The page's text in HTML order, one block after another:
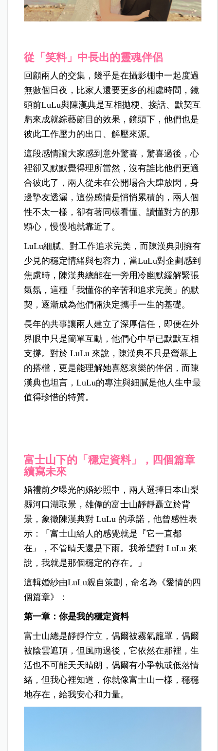
從「笑料」中長出的靈魂伴侶
回顧兩人的交集，幾乎是在攝影棚中一起度過
無數個日夜，比家人還要更多的相處時間，鏡
頭前LuLu與陳漢典是互相拋梗、接話、默契互
虧來成就綜藝節目的效果，鏡頭下，他們也是
彼此工作壓力的出口、解壓來源。
這段感情讓大家感到意外驚喜，驚喜過後，心
裡卻又默默覺得理所當然，沒有誰比他們更適
合彼此了，兩人從未在公開場合大肆放閃，身
邊摯友透漏，這份感情是悄悄累積的，兩人個
性不太一樣，卻有著同樣看懂、讀懂對方的那
顆心，慢慢地就靠近了。
LuLu細膩、對工作追求完美，而陳漢典則擁有
少見的穩定情緒與包容力，當LuLu對企劃感到
焦慮時，陳漢典總能在一旁用冷幽默緩解緊張
氣氛，這種「我懂你的辛苦和追求完美」的默
契，逐漸成為他們倆決定攜手一生的基礎。
長年的共事讓兩人建立了深厚信任，即便在外
界眼中只是簡單互動，他們心中早已默默互相
支撐。對於 LuLu 來說，陳漢典不只是螢幕上
的搭檔，更是能理解她喜怒哀樂的伴侶，而陳
漢典也坦言，LuLu的專注與細膩是他人生中最
值得珍惜的特質。
富士山下的「穩定資料」，四個篇章
續寫未來
婚禮前夕曝光的婚紗照中，兩人選擇日本山梨
縣河口湖取景，雄偉的富士山靜靜矗立於背
景，象徵陳漢典對 LuLu 的承諾，他曾感性表
示：「富士山給人的感覺就是『它一直都
在』，不管晴天還是下雨。我希望對 LuLu 來
說，我就是那個穩定的存在。」
這輯婚紗由LuLu親自策劃，命名為《愛情的四
個篇章》：
第一章：你是我的穩定資料
富士山總是靜靜佇立，偶爾被霧氣籠罩，偶爾
被陰雲遮頂，但風雨過後，它依然在那裡，生
活也不可能天天晴朗，偶爾有小爭執或低落情
緒，但我心裡知道，你就像富士山一樣，穩穩
地存在，給我安心和力量。